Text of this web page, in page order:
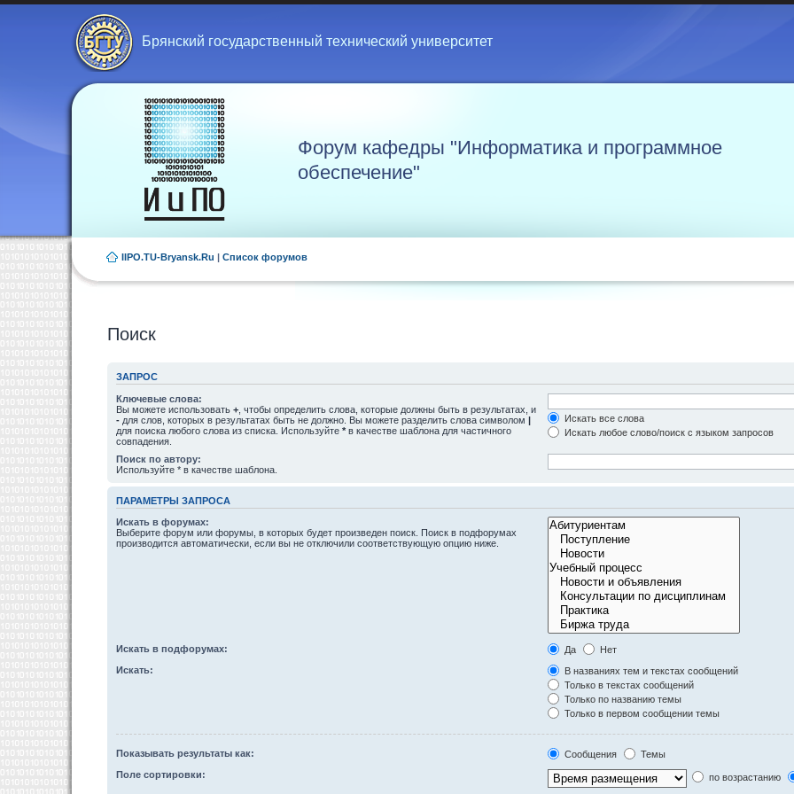
Брянский государственный технический университет
Форум кафедры "Информатика и программное
обеспечение"
IIPO.TU-Bryansk.Ru | Список форумов
Поиск
ЗАПРОС
Ключевые слова:
Вы можете использовать + , чтобы определить слова, которые должны быть в результатах, и
- для слов, которых в результатах быть не должно. Вы можете разделить слова символом |
для поиска любого слова из списка. Используйте * в качестве шаблона для частичного
совпадения.
Искать все слова
Искать любое слово/поиск с языком запросов
Поиск по автору:
Используйте * в качестве шаблона.
ПАРАМЕТРЫ ЗАПРОСА
Искать в форумах:
Выберите форум или форумы, в которых будет произведен поиск. Поиск в подфорумах
производится автоматически, если вы не отключили соответствующую опцию ниже.
Искать в подфорумах: Да
Нет
Искать:
В названиях тем и текстах сообщений
Только в текстах сообщений
Только по названию темы
Только в первом сообщении темы
Показывать результаты как: Сообщения
Темы
Поле сортировки:
по возрастанию